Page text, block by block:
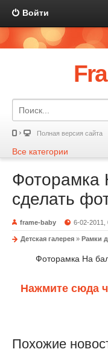
Войти
Полная версия сайта
Все категории
Фоторамка
сделать
frame-baby 6-02-2011,
Детская галерея » Рамки
Фоторамка На
Нажмите сюда
Похожие